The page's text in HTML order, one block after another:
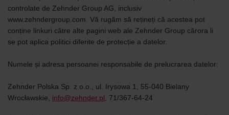
controlate de Zehnder Group AG, inclusiv
www.zehndergroup.com. Vă rugăm să rețineți că acestea pot
conține linkuri către alte pagini web ale Zehnder Group cărora li
se pot aplica politici diferite de protecție a datelor.
Numele și adresa persoanei responsabile de prelucrarea datelor:
Zehnder Polska Sp. z o.o., ul. Irysowa 1, 55-040 Bielany
Wrocławskie, info@zehnder.pl, 71/367-64-24